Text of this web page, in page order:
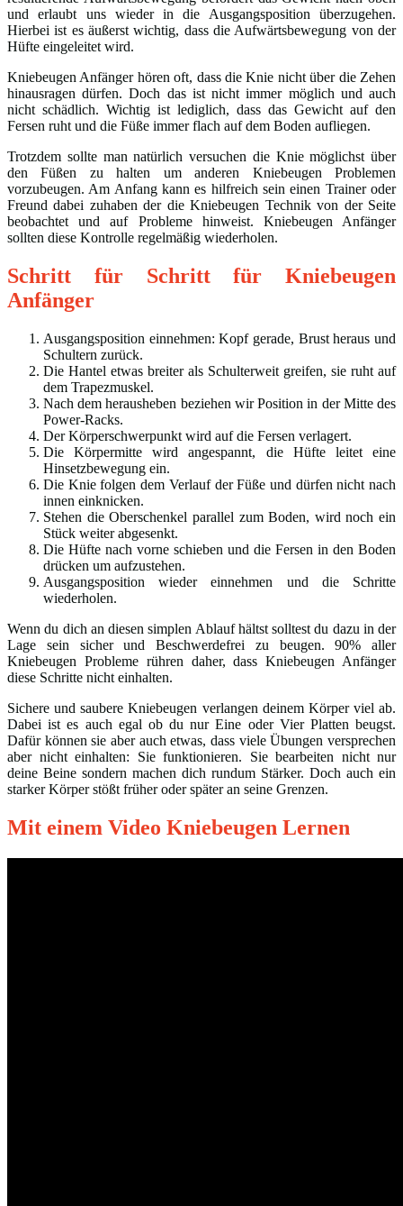
und erlaubt uns wieder in die Ausgangsposition überzugehen.
Hierbei ist es äußerst wichtig, dass die Aufwärtsbewegung von der
Hüfte eingeleitet wird.
Kniebeugen Anfänger hören oft, dass die Knie nicht über die Zehen
hinausragen dürfen. Doch das ist nicht immer möglich und auch
nicht schädlich. Wichtig ist lediglich, dass das Gewicht auf den
Fersen ruht und die Füße immer flach auf dem Boden aufliegen.
Trotzdem sollte man natürlich versuchen die Knie möglichst über
den Füßen zu halten um anderen Kniebeugen Problemen
vorzubeugen. Am Anfang kann es hilfreich sein einen Trainer oder
Freund dabei zuhaben der die Kniebeugen Technik von der Seite
beobachtet und auf Probleme hinweist. Kniebeugen Anfänger
sollten diese Kontrolle regelmäßig wiederholen.
Schritt für Schritt für Kniebeugen
Anfänger
Ausgangsposition einnehmen: Kopf gerade, Brust heraus und
Schultern zurück.
Die Hantel etwas breiter als Schulterweit greifen, sie ruht auf
dem Trapezmuskel.
Nach dem herausheben beziehen wir Position in der Mitte des
Power-Racks.
Der Körperschwerpunkt wird auf die Fersen verlagert.
Die Körpermitte wird angespannt, die Hüfte leitet eine
Hinsetzbewegung ein.
Die Knie folgen dem Verlauf der Füße und dürfen nicht nach
innen einknicken.
Stehen die Oberschenkel parallel zum Boden, wird noch ein
Stück weiter abgesenkt.
Die Hüfte nach vorne schieben und die Fersen in den Boden
drücken um aufzustehen.
Ausgangsposition wieder einnehmen und die Schritte
wiederholen.
Wenn du dich an diesen simplen Ablauf hältst solltest du dazu in der
Lage sein sicher und Beschwerdefrei zu beugen. 90% aller
Kniebeugen Probleme rühren daher, dass Kniebeugen Anfänger
diese Schritte nicht einhalten.
Sichere und saubere Kniebeugen verlangen deinem Körper viel ab.
Dabei ist es auch egal ob du nur Eine oder Vier Platten beugst.
Dafür können sie aber auch etwas, dass viele Übungen versprechen
aber nicht einhalten: Sie funktionieren. Sie bearbeiten nicht nur
deine Beine sondern machen dich rundum Stärker. Doch auch ein
starker Körper stößt früher oder später an seine Grenzen.
Mit einem Video Kniebeugen Lernen